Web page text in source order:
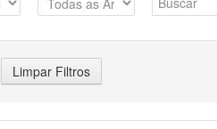
Limpar Filtros